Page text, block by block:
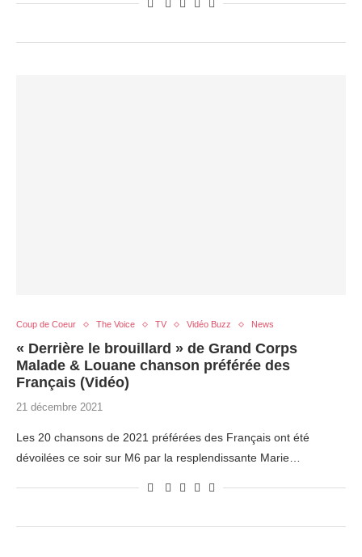
Coup de Coeur The Voice TV Vidéo Buzz News
« Derrière le brouillard » de Grand Corps
Malade & Louane chanson préférée des
Français (Vidéo)
21 décembre 2021
Les 20 chansons de 2021 préférées des Français ont été
dévoilées ce soir sur M6 par la resplendissante Marie…